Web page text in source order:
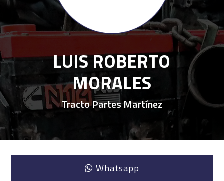
LUIS ROBERTO
MORALES
Tracto Partes Martínez
Whatsapp